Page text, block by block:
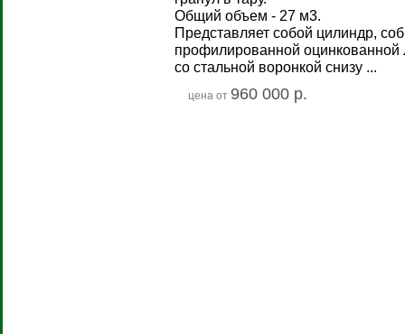
Общий объем - 27 м3.
Представляет собой цилиндр,
профилированной оцинкованной
со стальной воронкой снизу ...
цена от 960 000 р.